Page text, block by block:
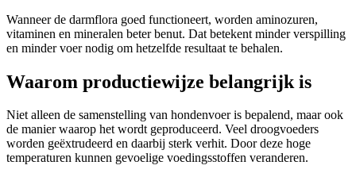
Wanneer de darmflora goed functioneert, worden aminozuren,
vitaminen en mineralen beter benut. Dat betekent minder verspilling
en minder voer nodig om hetzelfde resultaat te behalen.
Waarom productiewijze belangrijk is
Niet alleen de samenstelling van hondenvoer is bepalend, maar ook
de manier waarop het wordt geproduceerd. Veel droogvoeders
worden geëxtrudeerd en daarbij sterk verhit. Door deze hoge
temperaturen kunnen gevoelige voedingsstoffen veranderen.